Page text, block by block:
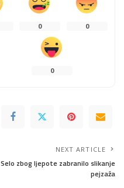
0 0
0
NEXT ARTICLE
Selo zbog ljepote zabranilo slikanje
pejzaža